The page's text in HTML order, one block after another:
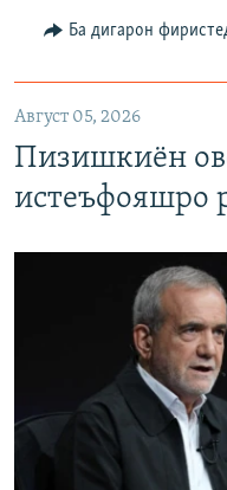
Ба дигарон
Август 05, 2026
Пизишкиён
истеъфояшро